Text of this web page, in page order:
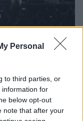
Personal
to third parties, or
information for
below opt-out
note that after your
Waste
ξεχωριστή